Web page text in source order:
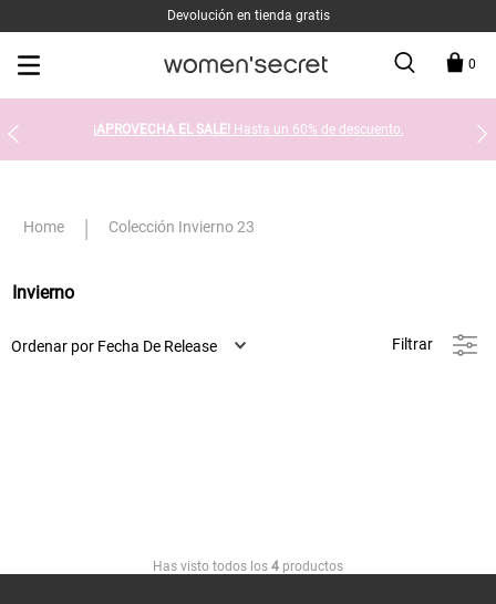
Devolución en tienda gratis
0
¡APROVECHA EL SALE! Hasta un 60% de descuento.
Colección Invierno 23
Invierno
Ordenar por Fecha De Release Filtrar
Has visto todos los 4 productos